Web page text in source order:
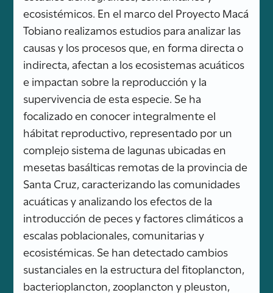
ecosistémicos. En el marco del Proyecto Macá
Tobiano realizamos estudios para analizar las
causas y los procesos que, en forma directa o
indirecta, afectan a los ecosistemas acuáticos
e impactan sobre la reproducción y la
supervivencia de esta especie. Se ha
focalizado en conocer integralmente el
hábitat reproductivo, representado por un
complejo sistema de lagunas ubicadas en
mesetas basálticas remotas de la provincia de
Santa Cruz, caracterizando las comunidades
acuáticas y analizando los efectos de la
introducción de peces y factores climáticos a
escalas poblacionales, comunitarias y
ecosistémicas. Se han detectado cambios
sustanciales en la estructura del fitoplancton,
bacterioplancton, zooplancton y pleuston,